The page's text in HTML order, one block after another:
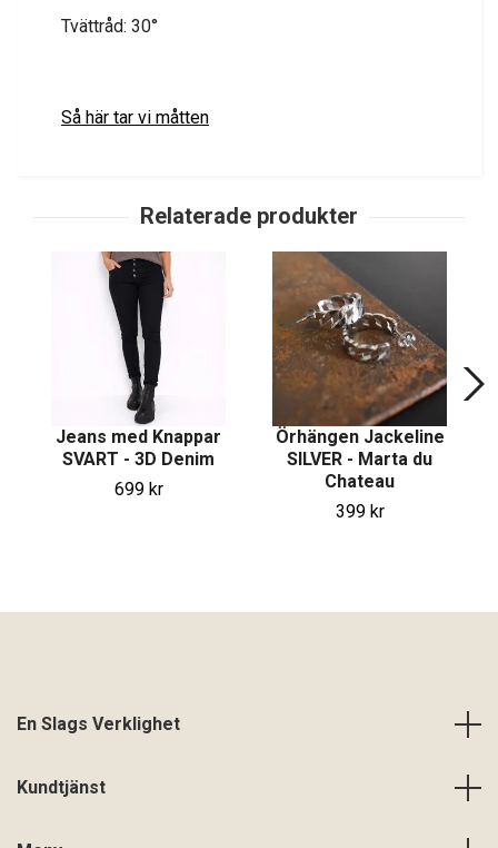
Tvättråd: 30°
Så här tar vi måtten
Jeans med Knappar
SVART - 3D Denim
699 kr
Örhängen Jackeline
SILVER - Marta du
Chateau
399 kr
En Slags Verklighet
Kundtjänst